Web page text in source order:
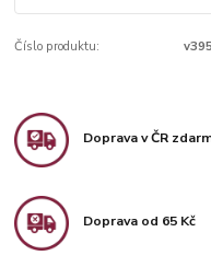
Číslo produktu:
Doprava v ČR
Doprava od 65 Kč